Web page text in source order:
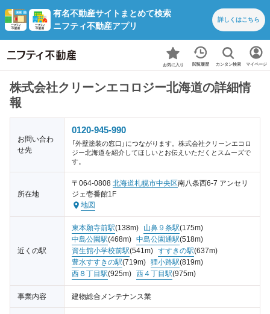
有名不動産サイトまとめて検索
ニフティ不動産アプリ
詳しくはこちら
お気に入り 閲覧履歴 カンタン検索 マイページ
株式会社クリーンエコロジー北海道の詳細情
報
お問い合わ
せ先
0120-945-990
「外壁塗装の窓口」につながります。株式会社クリーンエコロ
ジー北海道を紹介してほしいとお伝えいただくとスムーズで
す。
所在地
〒064-0808 北海道札幌市中央区南八条西6-7 アンセリ
ジェ壱番館1F
地図
近くの駅
東本願寺前駅(138m) 山鼻９条駅(175m)
中島公園駅(468m) 中島公園通駅(518m)
資生館小学校前駅(541m) すすきの駅(637m)
豊水すすきの駅(719m) 狸小路駅(819m)
西８丁目駅(925m) 西４丁目駅(975m)
事業内容 建物総合メンテナンス業